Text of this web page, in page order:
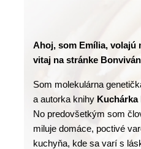
Ahoj, som Emília, volajú
vitaj na stránke
Som molekulárna
a autorka knihy Kuchárka
No predovšetkým som
miluje domáce, poctivé
kuchyňa, kde sa varí s